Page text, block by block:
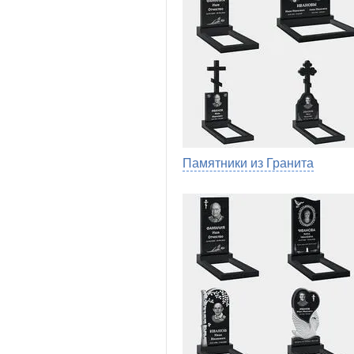
Памятники из Гранита